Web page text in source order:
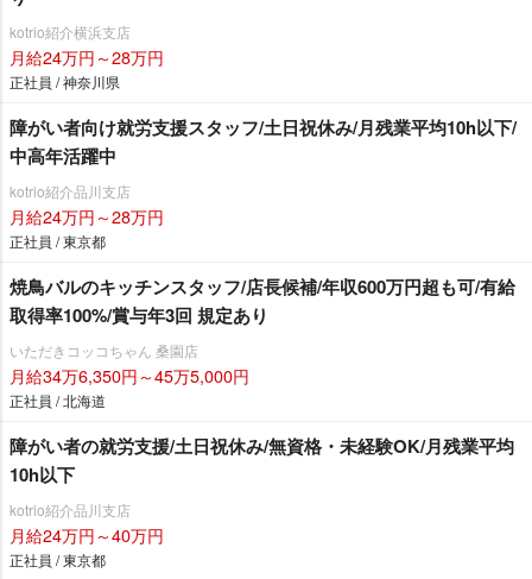
kotrio紹介横浜支店
月給24万円～28万円
正社員 / 神奈川県
障がい者向け就労支援スタッフ/土日祝休み/月残業平均10h以下/
中高年活躍中
kotrio紹介品川支店
月給24万円～28万円
正社員 / 東京都
焼鳥バルのキッチンスタッフ/店長候補/年収600万円超も可/有給
取得率100%/賞与年3回 規定あり
いただきコッコちゃん 桑園店
月給34万6,350円～45万5,000円
正社員 / 北海道
障がい者の就労支援/土日祝休み/無資格・未経験OK/月残業平均
10h以下
kotrio紹介品川支店
月給24万円～40万円
正社員 / 東京都